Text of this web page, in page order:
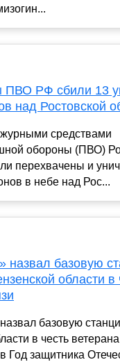
ПВО РФ сбили 13
над Ростовской
средствами
обороны (ПВО)
перехвачены и
в небе над Рос...
назвал базовую
области в
базовую
в честь
Год защитника